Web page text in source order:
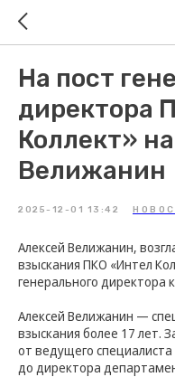
На пост
директора
Коллект»
Велижанин
2025-12-01 13:42
Алексей Велижанин,
взыскания ПКО «Интел
генерального директора
Алексей Велижанин —
взыскания более 17 лет.
от ведущего
до директора